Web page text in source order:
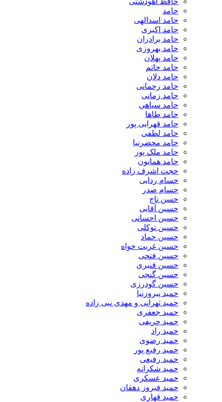
حامد اسدالهی
حامد اکبری
حامد برادران
حامد بهروزی
حامد پهلان
حامد حاتم
حامد دلان
حامد رحمانی
حامد زمانی
حامد سیاهی
حامد طاها
حامد قهرایی پور
حامد لطفی
حامد محضرنیا
حامد ملک پور
حامد همایون
حجت اشرف زاده
حسام ردایی
حسام صدر
حسن تاج
حسین آقایی
حسین احسانی
حسین توکلی
حسین حماد
حسین غربت خواه
حسین فتحی
حسین قنبری
حسین گنجی
حسین گودرزی
حمید پیروزنیا
حمید تهرانی و مهدی نبی زاده
حمید جعفری
حمید حریفی
حمید راد
حمید رضوی
حمید رفیع پور
حمید رفیعی
حمید شکرانه
حمید عسکری
حمید فیروز دهقان
حمید قهاری